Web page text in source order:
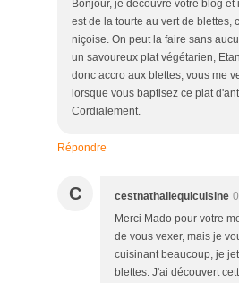
Bonjour, je découvre votre blog
est de la tourte au vert de blettes,
niçoise. On peut la faire sans
un savoureux plat végétarien,
donc accro aux blettes, vous me
lorsque vous baptisez ce plat
Cordialement.
Répondre
C cestnathaliequicuisine
Merci Mado pour votre
de vous vexer, mais je
cuisinant beaucoup, je
blettes. J'ai découvert